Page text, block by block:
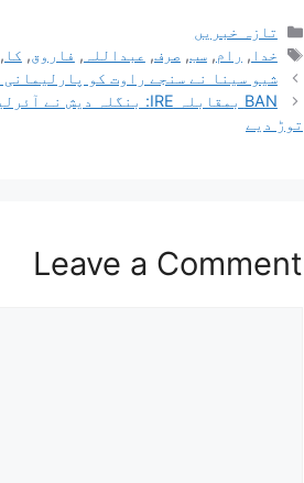
تازہ خبریں
خدا , رام,سب, صرف, عبداللہ , فاروق, کا ,
شیو سینا نے سنجے راوت کو
توڑ دیے
Leave a Comment